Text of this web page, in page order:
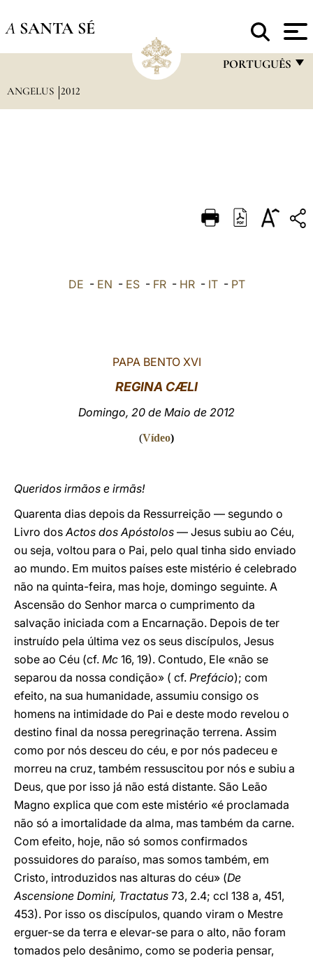
A SANTA SÉ
PORTUGUÊS
DEUTSCH
العربيّة
ANGELUS 2012
DE - EN - ES- FR- HR- IT- PT
PAPA BENTO XVI
REGINA CÆLI
Domingo, 20 de Maio de 2012
(Vídeo)
Queridos irmãos e irmãs!
Quarenta dias depois da Ressurreição — segundo o
Livro dosActos dos Apóstolos — Jesus subiu ao Céu,
ou seja, voltou para o Pai, pelo qual tinha sido enviado
ao mundo. Em muitos países este mistério é celebrado
não na quinta-feira, mas hoje, domingo seguinte. A
Ascensão do Senhor marca o cumprimento da
salvação iniciada com a Encarnação. Depois de ter
instruído pela última vez os seus discípulos, Jesus
sobe ao Céu (cf. Mc 16, 19). Contudo, Ele «não se
separou da nossa condição» ( cf. Prefácio); com
efeito, na sua humanidade, assumiu consigo os
homens na intimidade do Pai e deste modo revelou o
destino final da nossa peregrinação terrena. Assim
como por nós desceu do céu, e por nós padeceu e
morreu na cruz, também ressuscitou por nós e subiu a
Deus, que por isso já não está distante. São Leão
Magno explica que com este mistério «é proclamada
não só a imortalidade da alma, mas também da carne.
Com efeito, hoje, não só somos confirmados
possuidores do paraíso, mas somos também, em
Cristo, introduzidos nas alturas do céu» (De
Ascensione Domini, Tractatus 73, 2.4; ccl 138 a, 451,
453). Por isso os discípulos, quando viram o Mestre
erguer-se da terra e elevar-se para o alto, não foram
tomados pelo desânimo, como se poderia pensar,